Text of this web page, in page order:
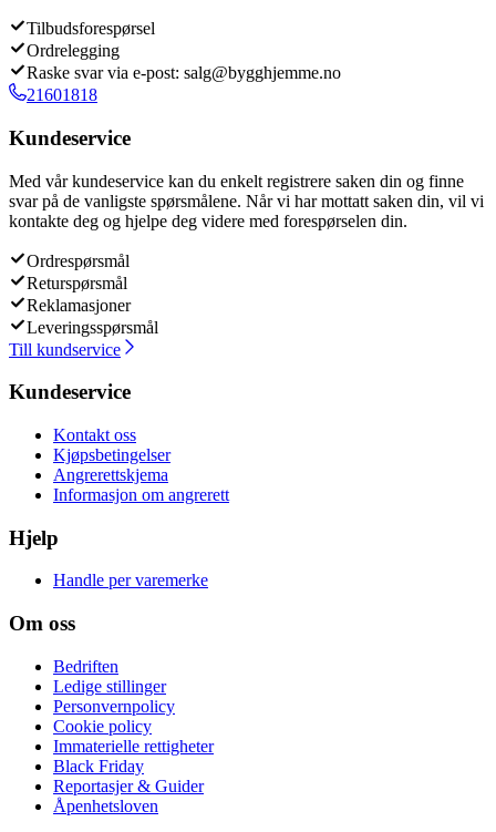
Tilbudsforespørsel
Ordrelegging
Raske svar via e-post: salg@bygghjemme.no
21601818
Kundeservice
Med vår kundeservice kan du enkelt registrere saken din og finne
svar på de vanligste spørsmålene. Når vi har mottatt saken din, vil vi
kontakte deg og hjelpe deg videre med forespørselen din.
Ordrespørsmål
Returspørsmål
Reklamasjoner
Leveringsspørsmål
Till kundservice
Kundeservice
Kontakt oss
Kjøpsbetingelser
Angrerettskjema
Informasjon om angrerett
Hjelp
Handle per varemerke
Om oss
Bedriften
Ledige stillinger
Personvernpolicy
Cookie policy
Immaterielle rettigheter
Black Friday
Reportasjer & Guider
Åpenhetsloven